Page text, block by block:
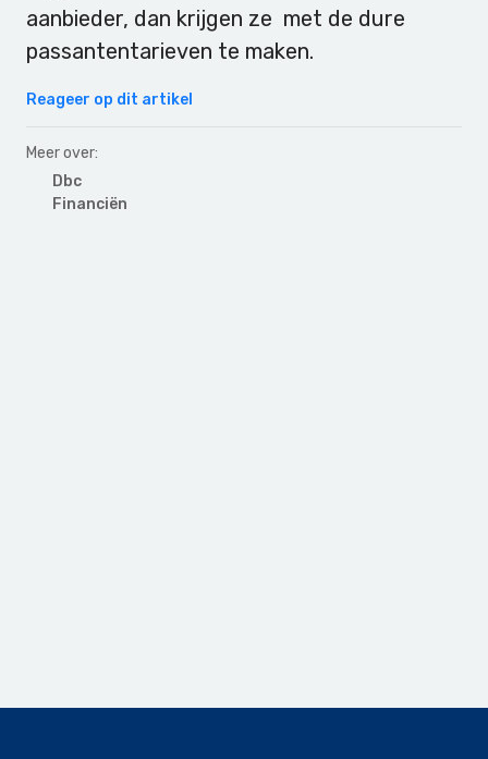
aanbieder, dan krijgen ze met de dure
passantentarieven te maken.
Reageer op dit artikel
Meer over:
Dbc
Financiën